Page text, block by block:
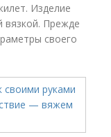
Изделие
вязкой. Прежде
своего